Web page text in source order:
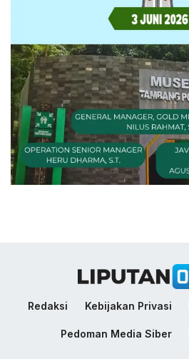
Redaksi Kebijakan Privasi
Pedoman Media Siber